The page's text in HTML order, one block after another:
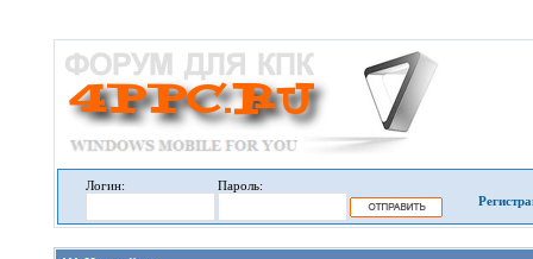
Логин:
Пароль: